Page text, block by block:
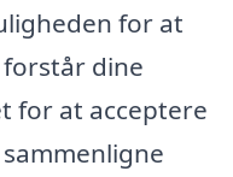
for at
dine
for at acceptere